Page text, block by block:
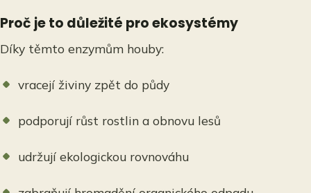
Proč je to důležité pro ekosystémy
Díky těmto enzymům houby:
vracejí živiny zpět do půdy
podporují růst rostlin a obnovu lesů
udržují ekologickou rovnováhu